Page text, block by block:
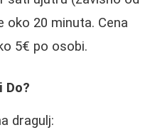
oko 20 minuta. Cena
5€ po osobi.
Do?
dragulj: